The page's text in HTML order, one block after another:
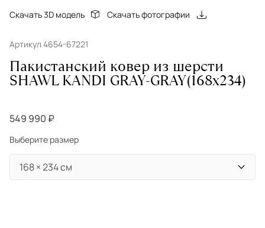
Скачать 3D модель Скачать фотографии
Артикул 4654-67221
Пакистанский ковер из шерсти
SHAWL KANDI GRAY-GRAY(168x234)
549 990 ₽
Выберите размер